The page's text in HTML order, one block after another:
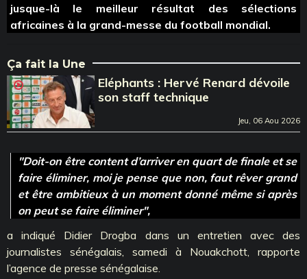
jusque-là le meilleur résultat des sélections
africaines à la grand-messe du football mondial.
Ça fait la Une
Eléphants : Hervé Renard dévoile
son staff technique
Jeu, 06 Aou 2026
"Doit-on être content d’arriver en quart de finale et se
faire éliminer, moi je pense que non, faut rêver grand
et être ambitieux à un moment donné même si après
on peut se faire éliminer",
a indiqué Didier Drogba dans un entretien avec des
journalistes sénégalais, samedi à Nouakchott, rapporte
l’agence de presse sénégalaise.